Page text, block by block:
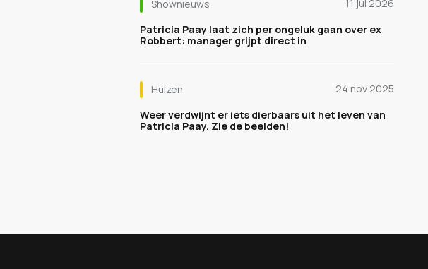
Shownieuws
11 jul 2026
Patricia Paay laat zich per ongeluk gaan over ex
Robbert: manager grijpt direct in
Huizen
24 nov 2025
Weer verdwijnt er iets dierbaars uit het leven van
Patricia Paay. Zie de beelden!